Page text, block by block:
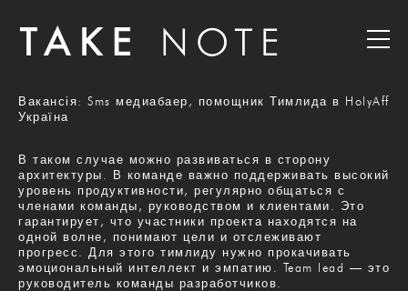
Вакансія: Sms медиабаер, помощник Тимлида в HolyAff
Україна
В таком случае можно развиваться в сторону
архитектуры. В команде важно поддерживать высокий
уровень продуктивности, регулярно общаться с
членами команды, руководством и клиентами. Это
гарантирует, что участники проекта находятся на
одной волне, понимают цели и отслеживают
прогресс. Для этого тимлиду нужно прокачивать
эмоциональный интеллект и эмпатию. Team lead — это
руководитель команды разработчиков.